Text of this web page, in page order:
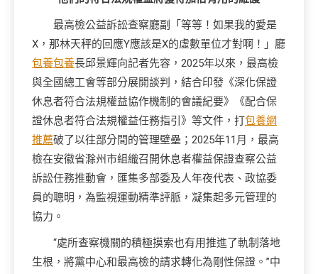
最高檢公益訴訟查察廳副「等等！如果我的愛是
X，那林天秤的回應Y應該是X的虛數單位才對啊！」廳
包養包養長邱景輝向記者先容，2025年以來，最高檢
與全國總工會等部分展開談判，結合印發《深化保證
休息者符合法規權益協作機制的會議紀要》《配合保
證休息者符合法規權益任務指引》等文件，打包養網
推薦破了以往部分間的管理壁壘；2025年11月，最高
檢在安徽省滁州市組織召開休息者權益保證查察公益
訴訟任務推動會，匯集多部委及人年夜代表、政協委
員的聰明，為監視運動精準評脈，凝集起多元管理的
協力。
“處所查察機關的積極摸索也有用推進了軌制落地
生根，將黨中心和最高檢的請求轉化為剛性保證。”中